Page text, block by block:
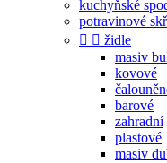
kuchyňské
potravinové
  židle
masiv
kovové
barové
zahradní
plastové
masiv